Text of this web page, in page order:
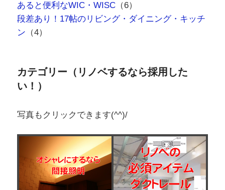
あると便利なWIC・WISC（6）
段差あり！17帖のリビング・ダイニング・キッチ
ン （4）
カテゴリー（リノベするなら採用した
い！）
写真もクリックできます(^^)/